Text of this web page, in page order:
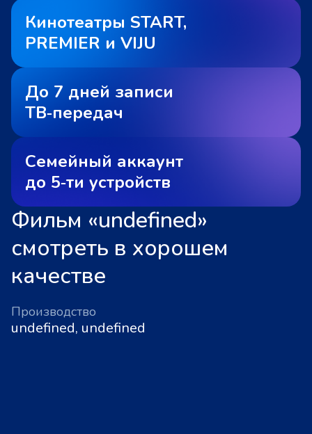
Кинотеатры START,
PREMIER и VIJU
До 7 дней записи
ТВ‑передач
Семейный аккаунт
до 5‑ти устройств
Фильм «undefined»
смотреть в хорошем
качестве
Производство
undefined, undefined